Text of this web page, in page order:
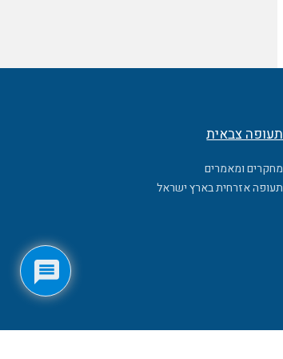
תעופה צבאית
מחקרים ומאמרים
תעופה אזרחית בארץ ישראל